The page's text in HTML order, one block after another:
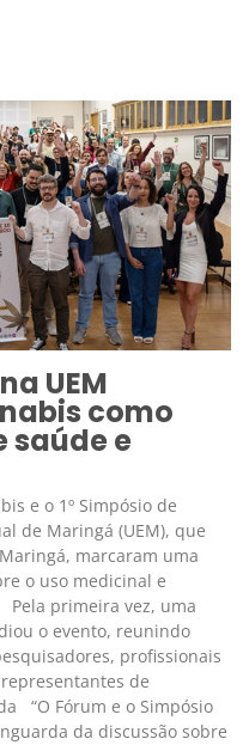
UEM
como
saúde e
e o 1º Simpósio de
de Maringá (UEM), que
marcaram uma
o uso medicinal e
primeira vez, uma
o evento, reunindo
profissionais
de
“O Fórum e o Simpósio
da discussão sobre